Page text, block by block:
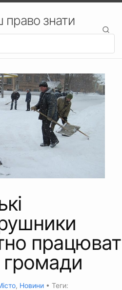
знати
громади
, Новини • Теги: